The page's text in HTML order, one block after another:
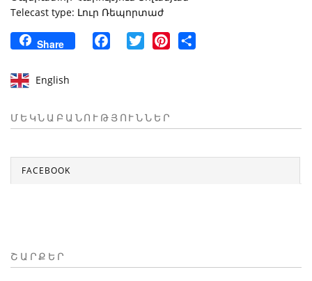
Telecast type: Լուր Ռեպորտաժ
Share FacebookTwitter Pinterest
English
ՄԵԿՆԱԲԱՆՈՒԹՅՈՒՆՆԵՐ
FACEBOOK
ՇԱՐՔԵՐ